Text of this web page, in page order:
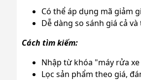
Có thể áp dụng mã giảm
Dễ dàng so sánh giá cả
Cách tìm kiếm:
Nhập từ khóa "máy rửa
Lọc sản phẩm theo giá,